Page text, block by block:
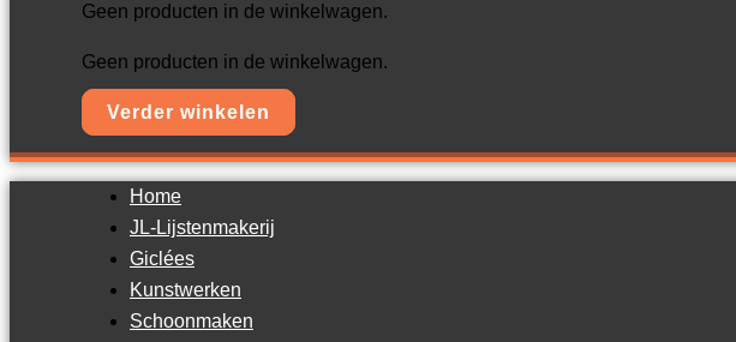
Geen producten in de winkelwagen.
Geen producten in de winkelwagen.
Verder winkelen
Home
JL-Lijstenmakerij
Giclées
Kunstwerken
Schoonmaken